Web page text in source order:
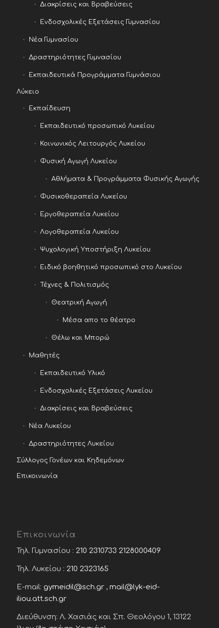
Διακρίσεις και Βραβεύσεις
Ενδοσχολικές Εξετάσεις Γυμνασίου
Νέα Γυμνασίου
Δραστηριότητες Γυμνασίου
Εκπαιδευτικά Προγράμματα Γυμνάσιου
Λύκειο
Εκπαίδευση
Εκπαιδευτικό προσωπικό Λυκείου
Κοινωνικός Λειτουργός Λυκείου
Φυσική Αγωγή Λυκείου
Αθλήματα & Προγράμματα Φυσικής Αγωγής
Φυσικοθεραπεία Λυκείου
Εργοθεραπεία Λυκείου
Λογοθεραπεία Λυκείου
Ψυχολογική Υποστήριξη Λυκείου
Ειδικό βοηθητικό προσωπικό στο Λυκείου
Τέχνες & Πολιτισμός
Θεατρική Αγωγή
Μέσα απο το θέατρο
Θέλω και Μπορώ
Μαθητές
Εκπαιδευτικό Υλικό
Ενδοσχολικές Εξετάσεις Λυκείου
Διακρίσεις και Βραβεύσεις
Νέα Λυκείου
Δραστηριότητες Λυκείου
Σύλλογος Γονέων και Κηδεμόνων
Επικοινωνία
Επικοινωνία
Τηλ. Γυμνασίου : 210 2310733 2128000409
Τηλ. Λυκείου : 210 2323165
E-mail: gymeidil@sch.gr, mail@lyk-eid-
iliou.att.sch.gr
Διεύθυνση: Λ. Χασιάς και Σπ. Θεολόγου 1, 13122